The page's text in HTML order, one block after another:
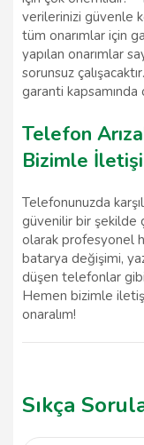
verilerinizi güvenle
tüm onarımlar için
yapılan onarımlar
sorunsuz
garanti kapsamında
Telefon
Bizimle
Telefonunuzda
güvenilir bir şekilde
olarak profesyonel
batarya değişimi,
düşen telefonlar gibi
Hemen bizimle
onaralım!
Sıkça